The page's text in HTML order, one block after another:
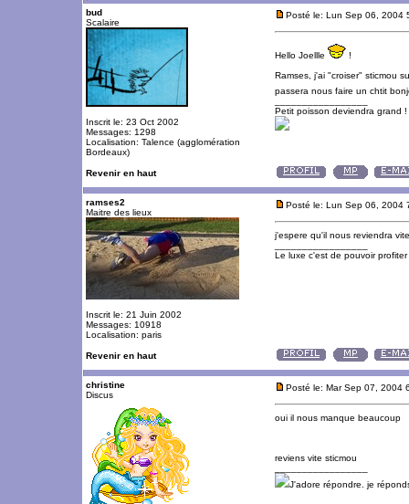
bud
Scalaire
Inscrit le: 23 Oct 2002
Messages: 1298
Localisation: Talence (agglomération
Bordeaux)
Posté le: Lun Sep 06, 2004
Hello Joellle
!
Ramses, j'ai "croiser" sticmou
passera nous faire un chtit
Petit poisson deviendra grand !
Revenir en haut
ramses2
Maitre des lieux
Inscrit le: 21 Juin 2002
Messages: 10918
Localisation: paris
Posté le: Lun Sep 06, 2004
j'espere qu'il nous reviendra
Le luxe c'est de pouvoir
Revenir en haut
christine
Discus
Posté le: Mar Sep 07, 2004
oui il nous manque beaucoup
reviens vite sticmou
J'adore répondre. je